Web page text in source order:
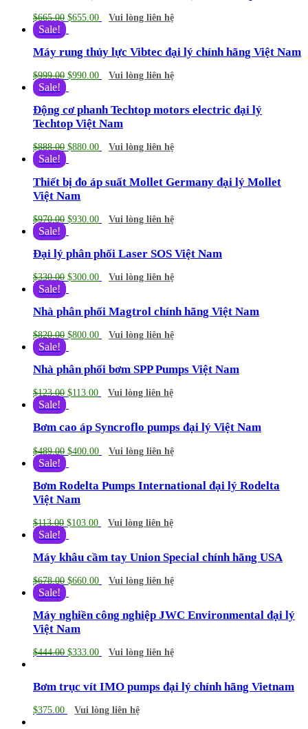
$665.00 $655.00 Vui lòng liên hệ
Sale!
Máy rung thủy lực Vibtec đại lý chính hãng Việt Nam
$999.00 $990.00 Vui lòng liên hệ
Sale!
Động cơ phanh Techtop motors electric đại lý
Techtop Việt Nam
$888.00 $880.00 Vui lòng liên hệ
Sale!
Thiết bị đo áp suất Mollet Germany đại lý Mollet
Việt Nam
$970.00 $930.00 Vui lòng liên hệ
Sale!
Đại lý phân phối Laser SOS Việt Nam
$330.00 $300.00 Vui lòng liên hệ
Sale!
Nhà phân phối Magtrol chính hãng Việt Nam
$820.00 $800.00 Vui lòng liên hệ
Sale!
Nhà phân phối bơm SPP Pumps Việt Nam
$123.00 $113.00 Vui lòng liên hệ
Sale!
Bơm cao áp Syncroflo pumps đại lý Việt Nam
$489.00 $400.00 Vui lòng liên hệ
Sale!
Bơm Rodelta Pumps International đại lý Rodelta
Việt Nam
$113.00 $103.00 Vui lòng liên hệ
Sale!
Máy khâu cầm tay Union Special chính hãng USA
$678.00 $660.00 Vui lòng liên hệ
Sale!
Máy nghiền công nghiệp JWC Environmental đại lý
Việt Nam
$444.00 $333.00 Vui lòng liên hệ
Bơm trục vít IMO pumps đại lý chính hãng Vietnam
$375.00 Vui lòng liên hệ